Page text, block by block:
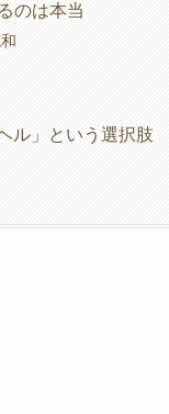
のは本当
ル」という選択肢